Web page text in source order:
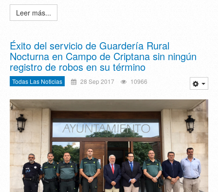
Leer más...
Éxito del servicio de Guardería Rural
Nocturna en Campo de Criptana sin ningún
registro de robos en su término
Todas Las Noticias 28 Sep 2017 10966